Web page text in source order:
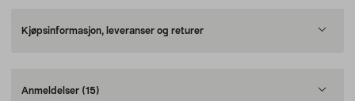
Kjøpsinformasjon, leveranser og returer
Anmeldelser (15)